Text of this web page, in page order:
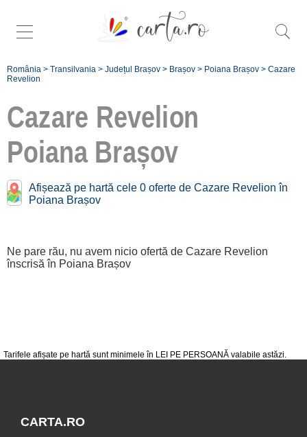
România > Transilvania > Județul Brașov > Brașov > Poiana Brașov > Cazare
Revelion
Cazare Revelion
Poiana Brașov
Afișează pe hartă cele 0 oferte de Cazare Revelion în
Poiana Brașov
Tarifele afișate pe hartă sunt minimele în LEI PE PERSOANĂ valabile astăzi.
Ne pare rău, nu avem nicio ofertă de Cazare Revelion
înscrisă în Poiana Brașov
Oferte de Revelion în
apropiere de
Poiana Brașov:
termeni și condiții
Ce pot vizita în
CARTA.RO